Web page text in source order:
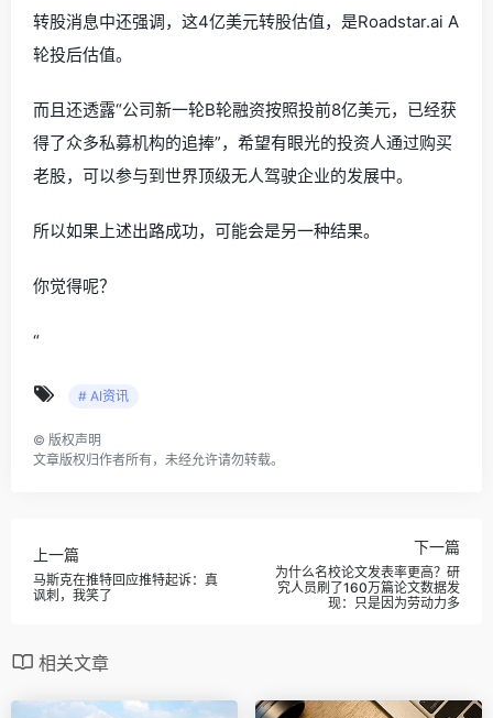
转股消息中还强调，这4亿美元转股估值，是Roadstar.ai A
轮投后估值。
而且还透露“公司新一轮B轮融资按照投前8亿美元，已经获
得了众多私募机构的追捧”，希望有眼光的投资人通过购买
老股，可以参与到世界顶级无人驾驶企业的发展中。
所以如果上述出路成功，可能会是另一种结果。
你觉得呢？
“
# AI资讯
© 版权声明
文章版权归作者所有，未经允许请勿转载。
上一篇
马斯克在推特回应推特起诉：真
讽刺，我笑了
下一篇
为什么名校论文发表率更高？研
究人员刷了160万篇论文数据发
现：只是因为劳动力多
相关文章